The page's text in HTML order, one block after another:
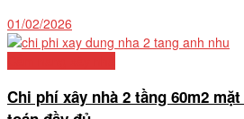
01/02/2026
Chi phí xây nhà 2 tầng 60m2